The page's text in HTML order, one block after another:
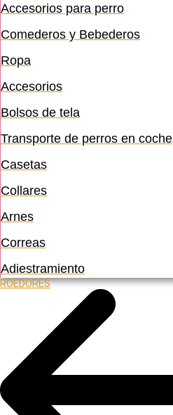
Accesorios para perro
Comederos y Bebederos
Ropa
Accesorios
Bolsos de tela
Transporte de perros en coche
Casetas
Collares
Arnes
Correas
Adiestramiento
ROEDORES